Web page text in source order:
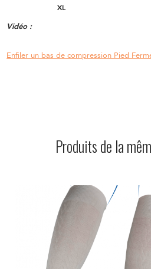
XL
Vidéo :
Enfiler un bas de compression Pied
Produits de la